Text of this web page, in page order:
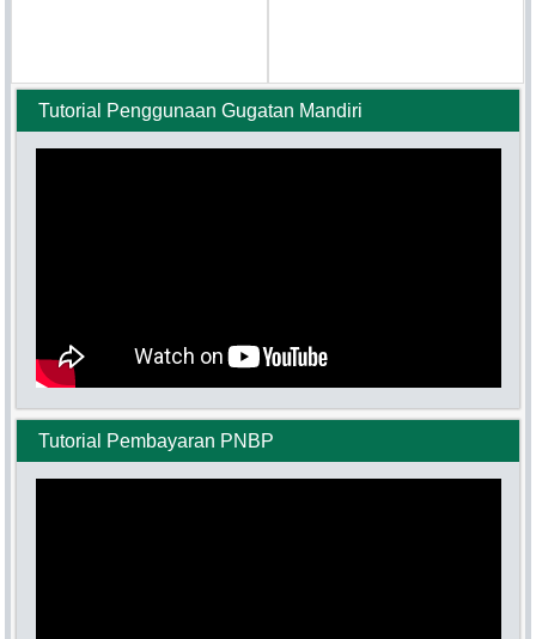
Tutorial Penggunaan Gugatan Mandiri
Tutorial Pembayaran PNBP